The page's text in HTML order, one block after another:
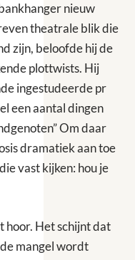
nieuw
theatrale blik die
zijn, beloofde hij de
plottwists. Hij
ingestudeerde pr
een aantal dingen
Om daar
dramatiek aan toe
vast kijken: hou je
hoor. Het schijnt dat
mangel wordt